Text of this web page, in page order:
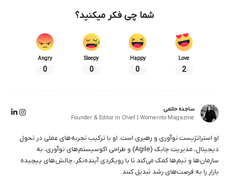
شما چی فکر میکنید؟
Love
2
Happy
0
Sleepy
0
Angry
0
ساجده حاتمی
Founder & Editor in Chief | Womenito Magazine
او استراتژیست نوآوری و رهبری است. او با ترکیب تجربه‌های عملی در تحول
دیجیتال، مدیریت چابک (Agile) و طراحی اکوسیستم‌های نوآوری، به
سازمان‌ها و تیم‌ها کمک می‌کند تا با رویکردی آینده‌نگر، چالش‌های پیچیده
بازار را به فرصت‌های رشد تبدیل کنند.